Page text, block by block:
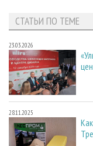
СТАТЬИ ПО ТЕМЕ
23.03.2026
28.11.2025